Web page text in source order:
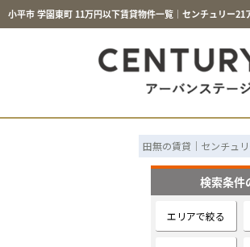
小平市 学園東町 11万円以下賃貸物件一覧｜センチュリー21
田無の賃貸｜センチュ
検索条件
エリアで絞る